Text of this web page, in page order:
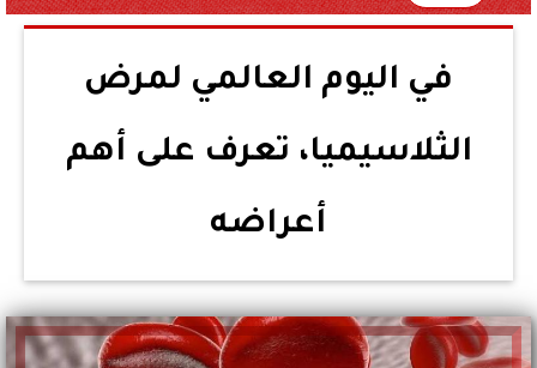
في اليوم العالمي لمرض
الثلاسيميا، تعرف على أهم
أعراضه